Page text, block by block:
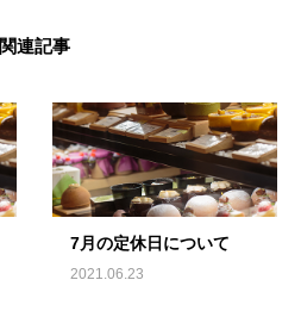
関連記事
7月の定休日について
2021.06.23